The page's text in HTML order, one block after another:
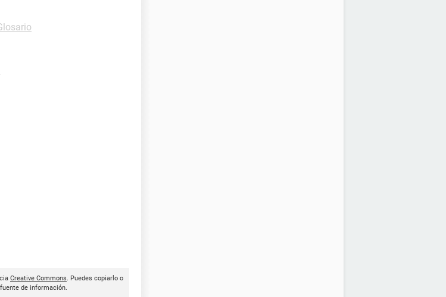
Creative Commons. Puedes copiarlo o
de información.